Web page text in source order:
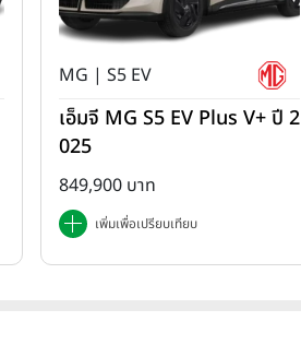
MG | S5 EV
เอ็มจี MG S5 EV Plus V+ ปี 2
025
849,900 บาท
เพิ่มเพื่อเปรียบเทียบ